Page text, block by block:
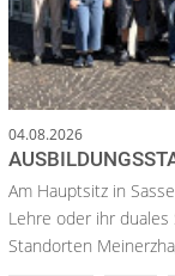
04.08.2026
Am Hauptsitz in
Lehre oder ihr
Standorten